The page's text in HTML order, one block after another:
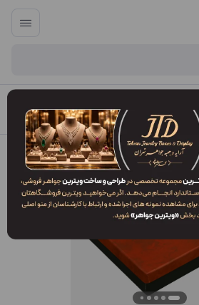
فهرست محصولات / جعبه سرویس SM1 ALR2